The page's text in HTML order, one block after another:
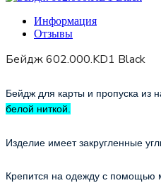
Информация
Отзывы
Бейдж 602.000.KD1 Black
Бейдж для карты и пропуска из
белой ниткой.
Изделие имеет закругленные
Крепится на одежду с помощью